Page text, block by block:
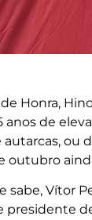
Honra,
anos de
autarcas, ou
outubro
sabe, Vítor
presidente